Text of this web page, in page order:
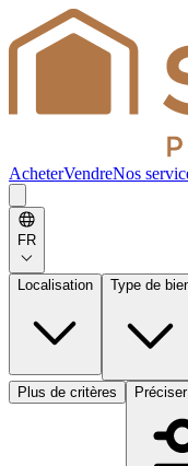
AcheterVendreNos
FR
Localisation Type de
Plus de critères